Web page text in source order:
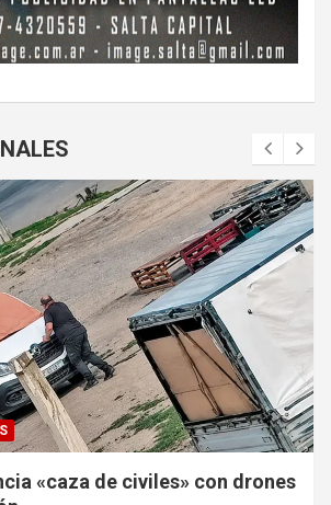
Fuego de Guatemala entra en